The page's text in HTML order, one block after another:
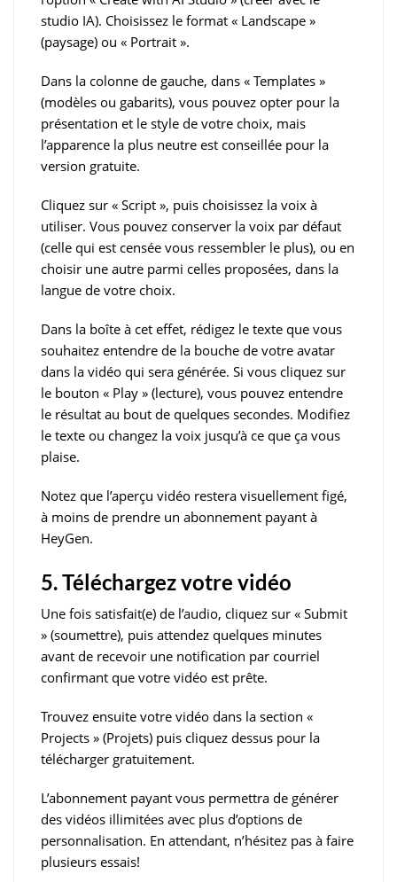
studio IA). Choisissez le format « Landscape »
(paysage) ou « Portrait ».
Dans la colonne de gauche, dans « Templates »
(modèles ou gabarits), vous pouvez opter pour la
présentation et le style de votre choix, mais
l’apparence la plus neutre est conseillée pour la
version gratuite.
Cliquez sur « Script », puis choisissez la voix à
utiliser. Vous pouvez conserver la voix par défaut
(celle qui est censée vous ressembler le plus), ou en
choisir une autre parmi celles proposées, dans la
langue de votre choix.
Dans la boîte à cet effet, rédigez le texte que vous
souhaitez entendre de la bouche de votre avatar
dans la vidéo qui sera générée. Si vous cliquez sur
le bouton « Play » (lecture), vous pouvez entendre
le résultat au bout de quelques secondes. Modifiez
le texte ou changez la voix jusqu’à ce que ça vous
plaise.
Notez que l’aperçu vidéo restera visuellement figé,
à moins de prendre un abonnement payant à
HeyGen.
5. Téléchargez votre vidéo
Une fois satisfait(e) de l’audio, cliquez sur « Submit
» (soumettre), puis attendez quelques minutes
avant de recevoir une notification par courriel
confirmant que votre vidéo est prête.
Trouvez ensuite votre vidéo dans la section «
Projects » (Projets) puis cliquez dessus pour la
télécharger gratuitement.
L’abonnement payant vous permettra de générer
des vidéos illimitées avec plus d’options de
personnalisation. En attendant, n’hésitez pas à faire
plusieurs essais!